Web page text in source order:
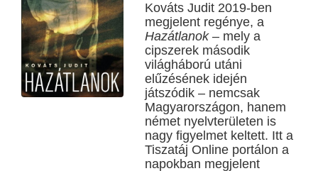
Kováts Judit 2019-ben
megjelent regénye, a
Hazátlanok– mely a
cipszerek második
világháború utáni
elűzésének idején
játszódik – nemcsak
Magyarországon, hanem
német nyelvterületen is
nagy figyelmet keltett. Itt a
Tiszatáj Online portálon a
napokban megjelent